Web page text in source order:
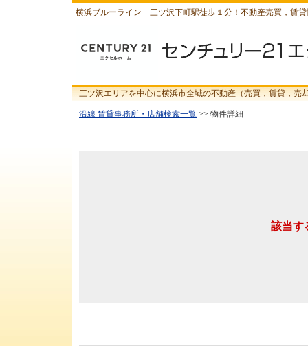
横浜ブルーライン 三ツ沢下町駅徒歩１分！不動産売買，賃
三ツ沢エリアを中心に横浜市全域の不動産（売買，賃貸，
沿線 賃貸事務所・店舗検索一覧 >> 物件詳細
該当す